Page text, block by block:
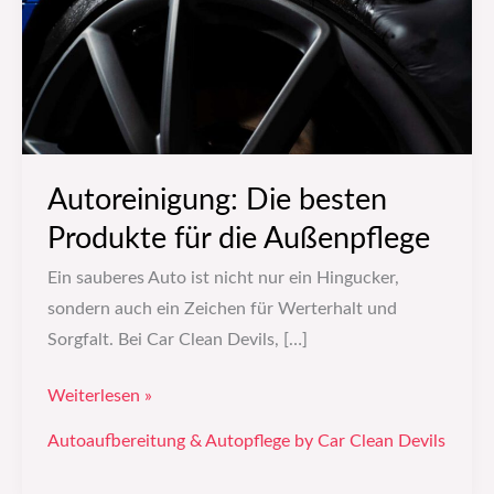
Autoreinigung: Die besten
Produkte für die Außenpflege
Ein sauberes Auto ist nicht nur ein Hingucker,
sondern auch ein Zeichen für Werterhalt und
Sorgfalt. Bei Car Clean Devils, […]
die
Außenpflege
Weiterlesen »
Autoaufbereitung & Autopflege by Car Clean Devils